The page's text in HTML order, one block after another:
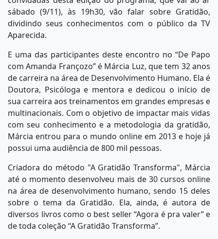
sábado (9/11), às 19h30, vão falar sobre Gratidão,
dividindo seus conhecimentos com o público da TV
Aparecida.
E uma das participantes deste encontro no “De Papo
com Amanda Françozo” é Márcia Luz, que tem 32 anos
de carreira na área de Desenvolvimento Humano. Ela é
Doutora, Psicóloga e mentora e dedicou o início de
sua carreira aos treinamentos em grandes empresas e
multinacionais. Com o objetivo de impactar mais vidas
com seu conhecimento e a metodologia da gratidão,
Márcia entrou para o mundo online em 2013 e hoje já
possui uma audiência de 800 mil pessoas.
Criadora do método "A Gratidão Transforma", Márcia
até o momento desenvolveu mais de 30 cursos online
na área de desenvolvimento humano, sendo 15 deles
sobre o tema da Gratidão. Ela, ainda, é autora de
diversos livros como o best seller “Agora é pra valer” e
de toda coleção “A Gratidão Transforma”.